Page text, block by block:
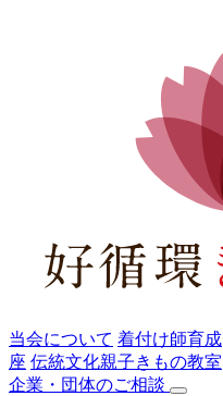
当会について 着付け師育成
座 伝統文化親子きもの教室
企業・団体のご相談